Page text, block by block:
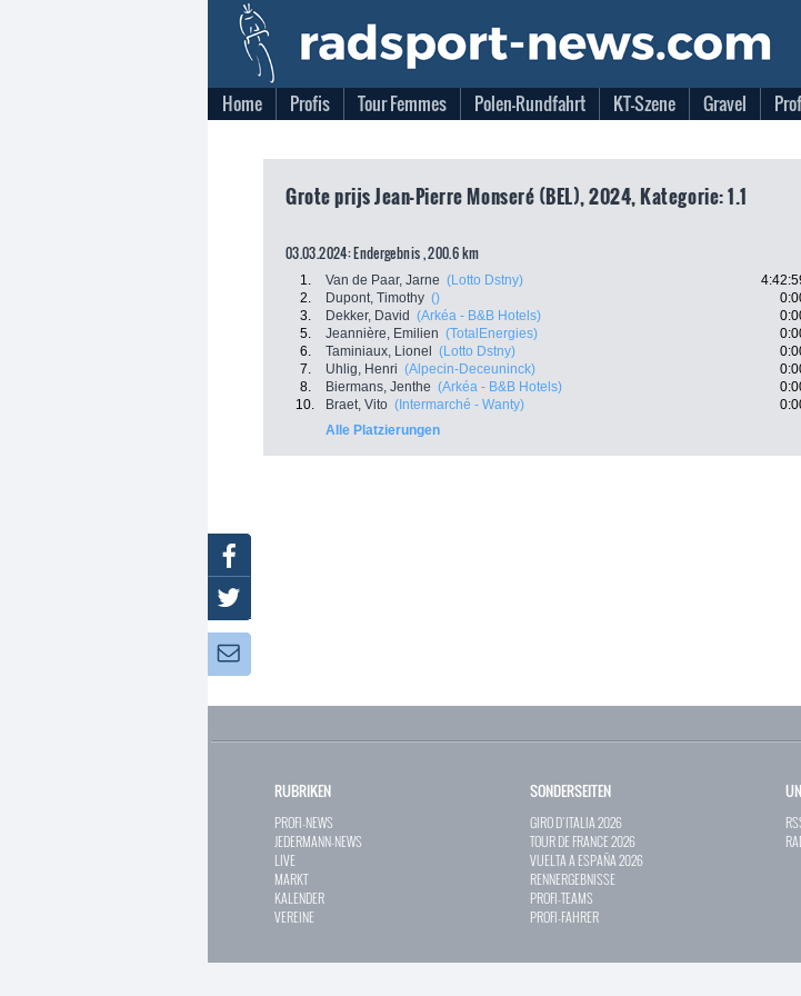
Home Profis Tour Femmes Polen-Rundfahrt KT-Szene Gravel
Grote prijs Jean-Pierre Monseré (BEL), 2024, Kategorie: 1.1
03.03.2024: Endergebnis , 200.6 km
1. Van de Paar, Jarne (Lotto Dstny)
2.
Dupont, Timothy ()
3.
Dekker, David (Arkéa - B&B Hotels)
5.
Jeannière, Emilien (TotalEnergies)
6.
Taminiaux, Lionel (Lotto Dstny)
7.
Uhlig, Henri (Alpecin-Deceuninck)
8.
Biermans, Jenthe (Arkéa - B&B Hotels)
10.
Braet, Vito (Intermarché - Wanty)
Alle Platzierungen
RUBRIKEN
PROFI-NEWS
JEDERMANN-NEWS
LIVE
MARKT
KALENDER
VEREINE
SONDERSEITEN
GIRO D`ITALIA 2026
TOUR DE FRANCE 2026
VUELTA A ESPAÑA 2026
RENNERGEBNISSE
PROFI-TEAMS
PROFI-FAHRER